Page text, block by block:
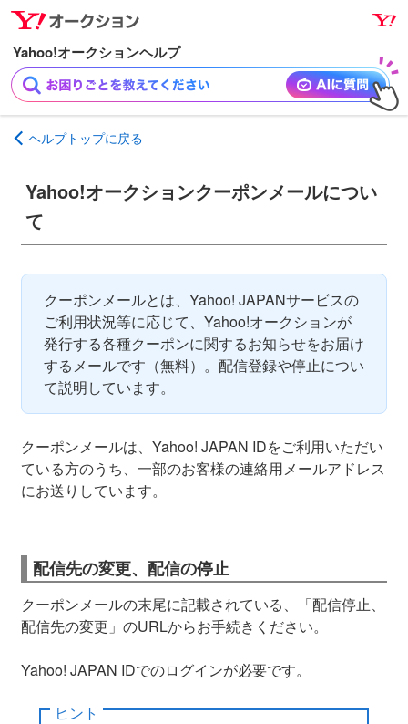
ナ
ビ
ゲ
ー
シ
ョ
ン
ッ
メ
イ
ン
コ
ン
テ
ン
キ
プ
ヘルプトップに戻る
Yahoo!オークションクーポンメールについ
て
クーポンメールとは、Yahoo! JAPANサービスの
ご利用状況等に応じて、Yahoo!オークションが
発行する各種クーポンに関するお知らせをお届け
するメールです（無料）。配信登録や停止につい
て説明しています。
クーポンメールは、Yahoo! JAPAN IDをご利用いただい
ている方のうち、一部のお客様の連絡用メールアドレス
にお送りしています。
配信先の変更、配信の停止
クーポンメールの末尾に記載されている、「配信停止、
配信先の変更」のURLからお手続きください。
Yahoo! JAPAN IDでのログインが必要です。
ヒント